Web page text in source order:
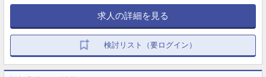
求人の詳細を見る
検討リスト（要ログイン）